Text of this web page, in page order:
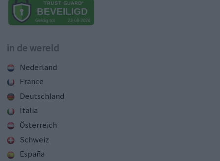
in de wereld
Nederland
France
Deutschland
Italia
Österreich
Schweiz
España